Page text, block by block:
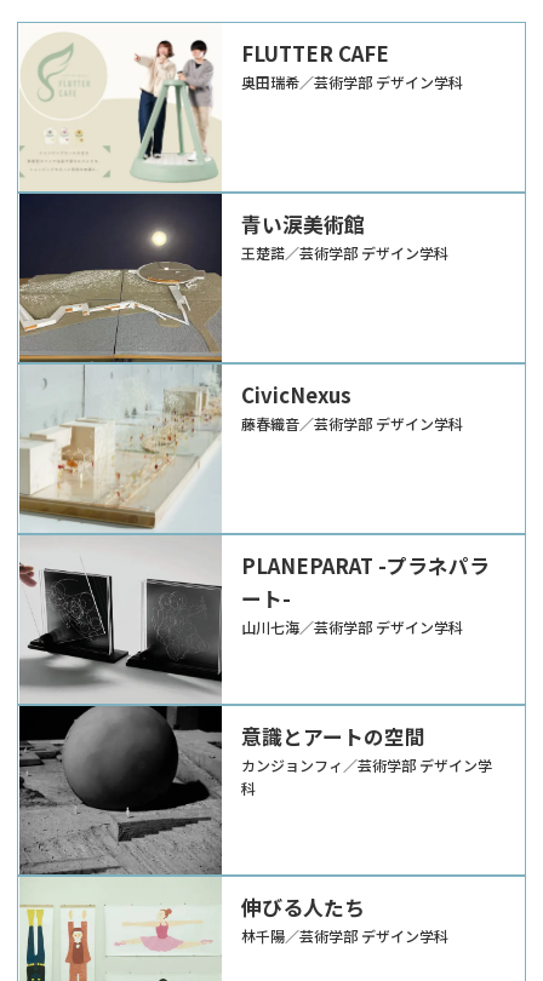
FLUTTER CAFE
奥田瑞希／芸術学部 デザイン学科
青い涙美術館
王楚諾／芸術学部 デザイン学科
CivicNexus
藤春織音／芸術学部 デザイン学科
PLANEPARAT -プラネパラ
ート-
山川七海／芸術学部 デザイン学科
意識とアートの空間
カンジョンフィ／芸術学部 デザイン学
科
伸びる人たち
林千陽／芸術学部 デザイン学科